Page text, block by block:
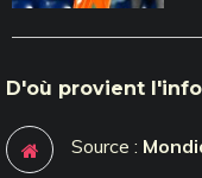
D'où provient l'info
Source :